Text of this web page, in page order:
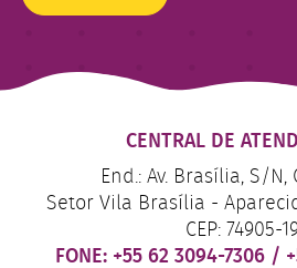
CENTRAL DE
End.: Av. Brasília, S/N,
Setor Vila Brasília -
CEP: 74905-
FONE: +55 62 3094-7306 /